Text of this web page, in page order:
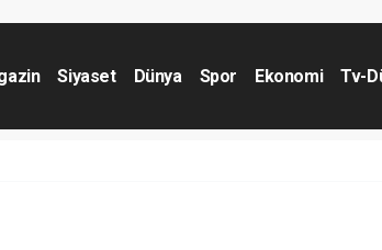
Siyaset Dünya Spor Ekonomi Tv-